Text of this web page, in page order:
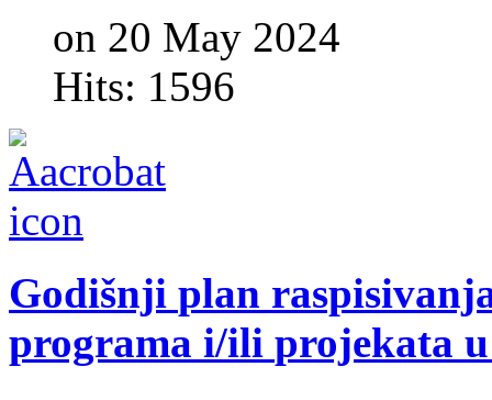
on 20 May 2024
Hits: 1596
Godišnji plan
programa i/ili projekata u